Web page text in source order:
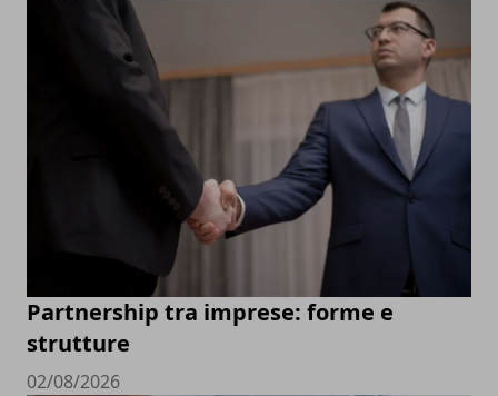
Partnership tra imprese: forme e
strutture
02/08/2026